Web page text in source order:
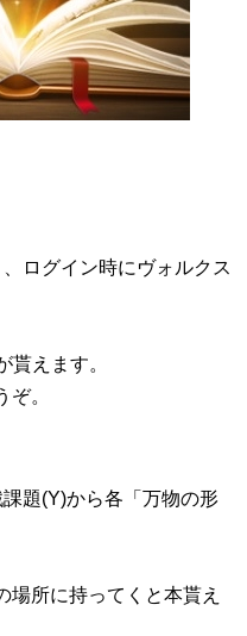
ログイン時にヴォルクス
貰えます。
。
題(Y)から各「万物の形
場所に持ってくと本貰え